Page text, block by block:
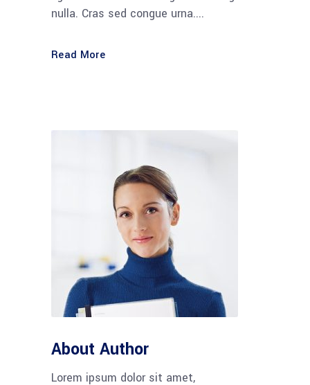
nulla. Cras sed congue urna....
Read More
About Author
Lorem ipsum dolor sit amet,